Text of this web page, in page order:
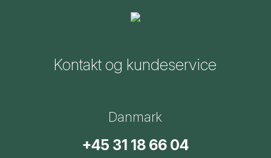
Kontakt og kundeservice
Danmark
+45 31 18 66 04